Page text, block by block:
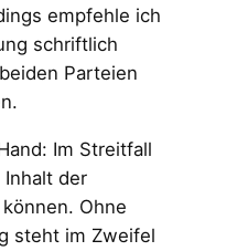
empfehle ich
schriftlich
Parteien
Im Streitfall
Inhalt der
Ohne
steht im Zweifel